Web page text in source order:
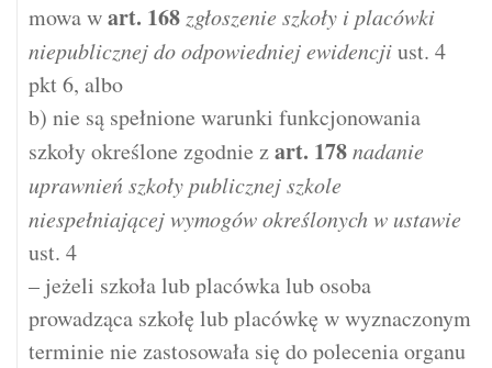
mowa wart. 168 zgłoszenie szkoły i placówki
niepublicznej do odpowiedniej ewidencjiust. 4
pkt 6, albo
b) nie są spełnione warunki funkcjonowania
szkoły określone zgodnie zart. 178nadanie
uprawnień szkoły publicznej szkole
niespełniającej wymogów określonych w ustawie
ust. 4
– jeżeli szkoła lub placówka lub osoba
prowadząca szkołę lub placówkę w wyznaczonym
terminie nie zastosowała się do polecenia organu